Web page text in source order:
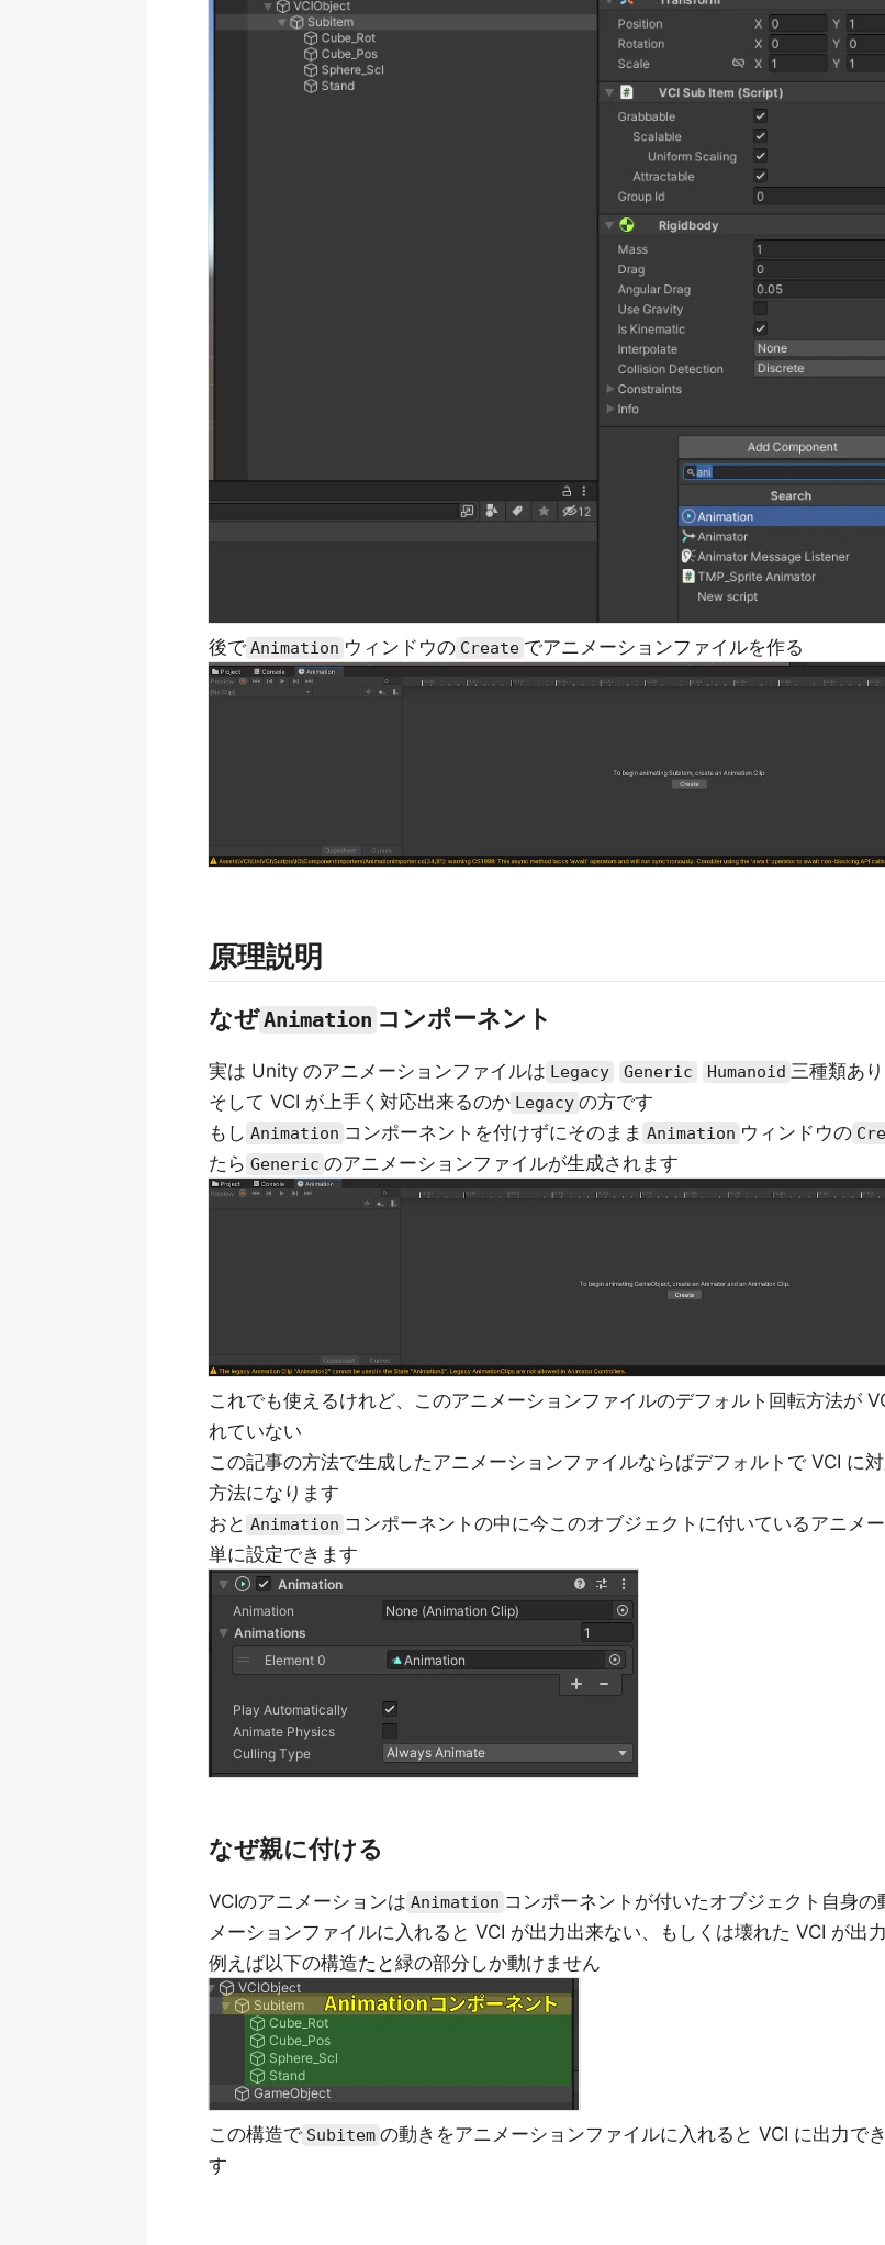
後で Animation ウィンドウの Create でアニメーションファイルを作る
原理説明
なぜAnimation コンポーネント
実は Unity のアニメーションファイルは Legacy Generic Humanoid 三種類あ
そして VCI が上手く対応出来るのか Legacy の方です
もし Animation コンポーネントを付けずにそのまま Animation ウィンドウの
たら Generic のアニメーションファイルが生成されます
これでも使えるけれど、このアニメーションファイルのデフォルト回転方法が
れていない
この記事の方法で生成したアニメーションファイルならばデフォルトで VCI に
方法になります
おと Animation コンポーネントの中に今このオブジェクトに付いているアニメ
単に設定できます
なぜ親に付ける
VCIのアニメーションは Animation コンポーネントが付いたオブジェクト自身の
メーションファイルに入れると VCI が出力出来ない、もしくは壊れた VCI が出
例えば以下の構造たと緑の部分しか動けません
この構造で Subitem の動きをアニメーションファイルに入れると VCI に出力で
す